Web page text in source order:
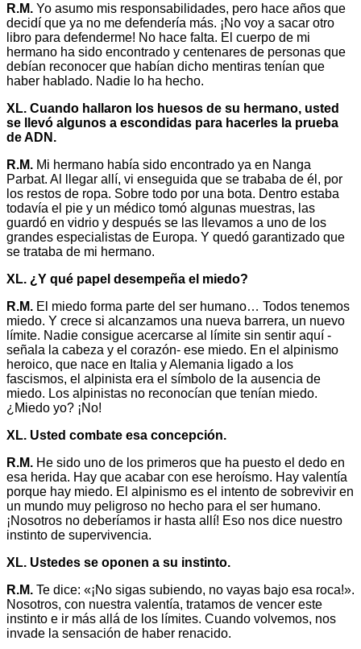
R.M. Yo asumo mis responsabilidades, pero hace años que
decidí que ya no me defendería más. ¡No voy a sacar otro
libro para defenderme! No hace falta. El cuerpo de mi
hermano ha sido encontrado y centenares de personas que
debían reconocer que habían dicho mentiras tenían que
haber hablado. Nadie lo ha hecho.
XL. Cuando hallaron los huesos de su hermano, usted
se llevó algunos a escondidas para hacerles la prueba
de ADN.
R.M. Mi hermano había sido encontrado ya en Nanga
Parbat. Al llegar allí, vi enseguida que se trababa de él, por
los restos de ropa. Sobre todo por una bota. Dentro estaba
todavía el pie y un médico tomó algunas muestras, las
guardó en vidrio y después se las llevamos a uno de los
grandes especialistas de Europa. Y quedó garantizado que
se trataba de mi hermano.
XL. ¿Y qué papel desempeña el miedo?
R.M. El miedo forma parte del ser humano… Todos tenemos
miedo. Y crece si alcanzamos una nueva barrera, un nuevo
límite. Nadie consigue acercarse al límite sin sentir aquí -
señala la cabeza y el corazón- ese miedo. En el alpinismo
heroico, que nace en Italia y Alemania ligado a los
fascismos, el alpinista era el símbolo de la ausencia de
miedo. Los alpinistas no reconocían que tenían miedo.
¿Miedo yo? ¡No!
XL. Usted combate esa concepción.
R.M. He sido uno de los primeros que ha puesto el dedo en
esa herida. Hay que acabar con ese heroísmo. Hay valentía
porque hay miedo. El alpinismo es el intento de sobrevivir en
un mundo muy peligroso no hecho para el ser humano.
¡Nosotros no deberíamos ir hasta allí! Eso nos dice nuestro
instinto de supervivencia.
XL. Ustedes se oponen a su instinto.
R.M. Te dice: «¡No sigas subiendo, no vayas bajo esa roca!».
Nosotros, con nuestra valentía, tratamos de vencer este
instinto e ir más allá de los límites. Cuando volvemos, nos
invade la sensación de haber renacido.